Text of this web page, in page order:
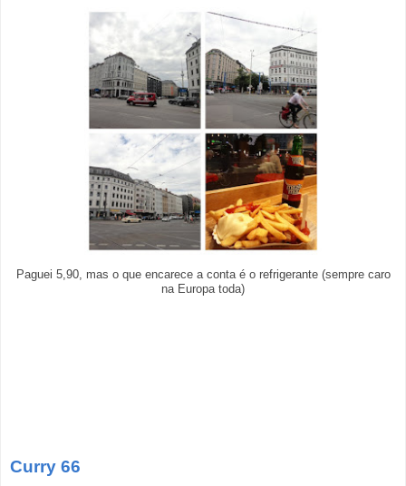
Paguei 5,90, mas o que encarece a conta é o refrigerante (sempre caro
na Europa toda)
Curry 66